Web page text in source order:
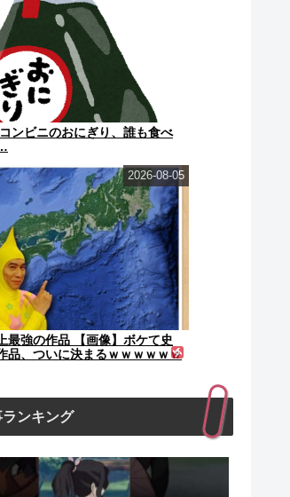
コンビニのおにぎり、誰も食べ
最強の作品 【画像】ボケて史
品、ついに決まるｗｗｗｗｗｗ
2026-08-05
ランキング